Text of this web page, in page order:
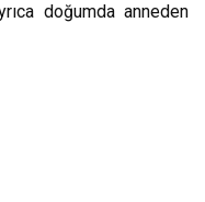
doğumda anneden